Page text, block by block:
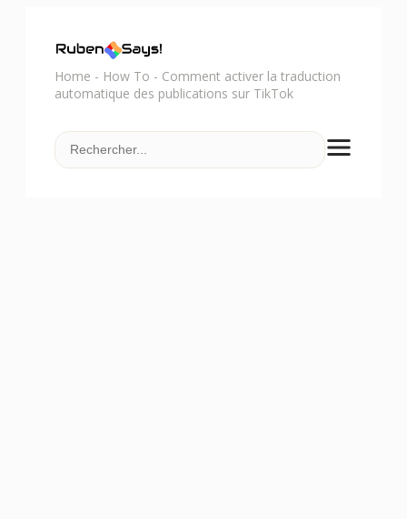
Home - How To - Comment activer la traduction
automatique des publications sur TikTok